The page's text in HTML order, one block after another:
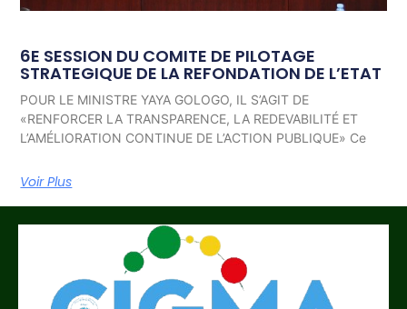
6E SESSION DU COMITE DE PILOTAGE
STRATEGIQUE DE LA REFONDATION DE L’ETAT
POUR LE MINISTRE YAYA GOLOGO, IL S’AGIT DE
«RENFORCER LA TRANSPARENCE, LA REDEVABILITÉ ET
L’AMÉLIORATION CONTINUE DE L’ACTION PUBLIQUE» Ce
Voir Plus